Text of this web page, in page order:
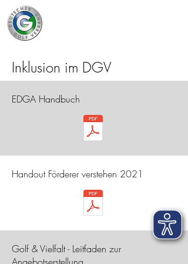
Inklusion im DGV
EDGA Handbuch
Handout Förderer verstehen 2021
Golf & Vielfalt - Leitfaden zur